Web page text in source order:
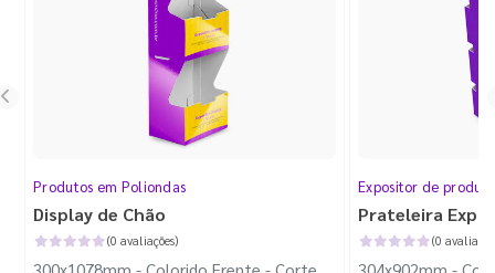
Produtos em Poliondas
Display de Chão
(0 avaliações)
Expositor de
Prateleira
(0